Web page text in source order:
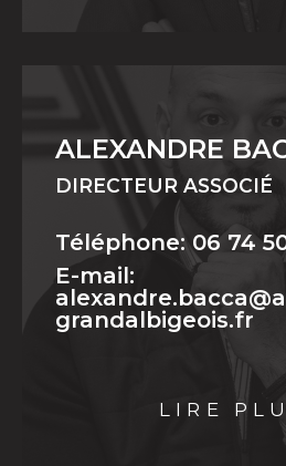
ALEXANDRE
DIRECTEUR ASSOCIÉ
Téléphone: 06 74
E-mail:
grandalbigeois.fr
LIRE